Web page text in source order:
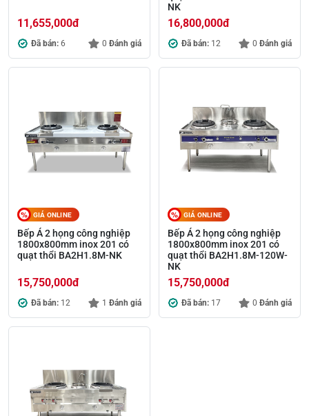
11,655,000đ
Đã bán: 6 0 Đánh giá
NK
16,800,000đ
Đã bán: 12 0 Đánh giá
GIÁ ONLINE
Bếp Á 2 họng công nghiệp
1800x800mm inox 201 có
quạt thổi BA2H1.8M-NK
15,750,000đ
Đã bán: 12 1 Đánh giá
GIÁ ONLINE
Bếp Á 2 họng công nghiệp
1800x800mm inox 201 có
quạt thổi BA2H1.8M-120W-
NK
15,750,000đ
Đã bán: 17 0 Đánh giá